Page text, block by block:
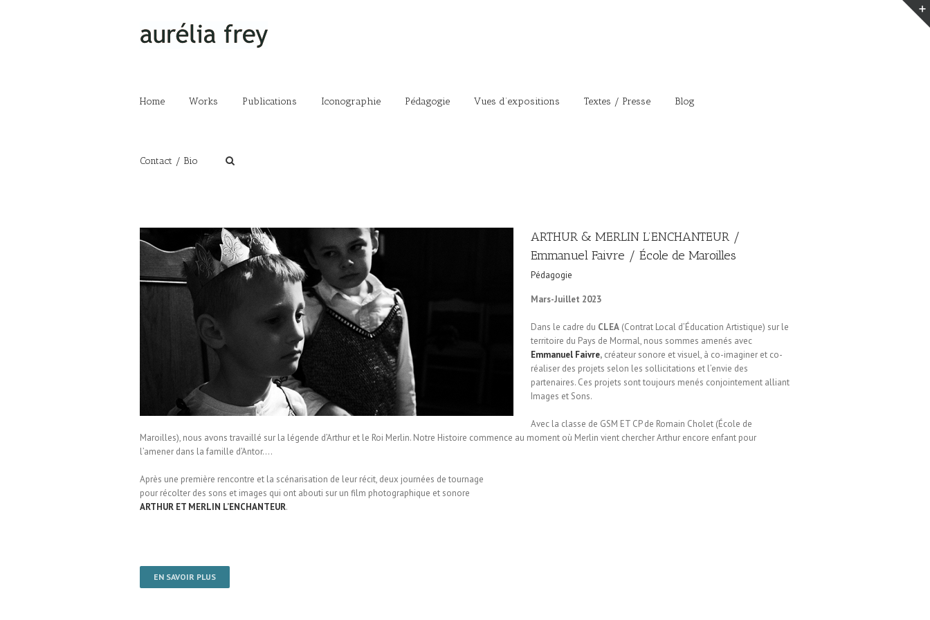
Home Works Publications Iconographie Pédagogie Vues d’expositions Textes / Presse Blog
Contact / Bio
ARTHUR & MERLIN L’ENCHANTEUR /
Emmanuel Faivre / École de Maroilles
Pédagogie
Mars-Juillet 2023
Dans le cadre du CLEA (Contrat Local d’Éducation Artistique) sur le
territoire du Pays de Mormal, nous sommes amenés avec
Emmanuel Faivre, créateur sonore et visuel, à co-imaginer et co-
réaliser des projets selon les sollicitations et l’envie des
partenaires. Ces projets sont toujours menés conjointement alliant
Images et Sons.
Avec la classe de GSM ET CP de Romain Cholet (École de
Maroilles), nous avons travaillé sur la légende d’Arthur et le Roi Merlin. Notre Histoire commence au moment où Merlin vient chercher Arthur encore enfant pour
l’amener dans la famille d’Antor….
Après une première rencontre et la scénarisation de leur récit, deux journées de tournage
pour récolter des sons et images qui ont abouti sur un film photographique et sonore
ARTHUR ET MERLIN L’ENCHANTEUR.
EN SAVOIR PLUS